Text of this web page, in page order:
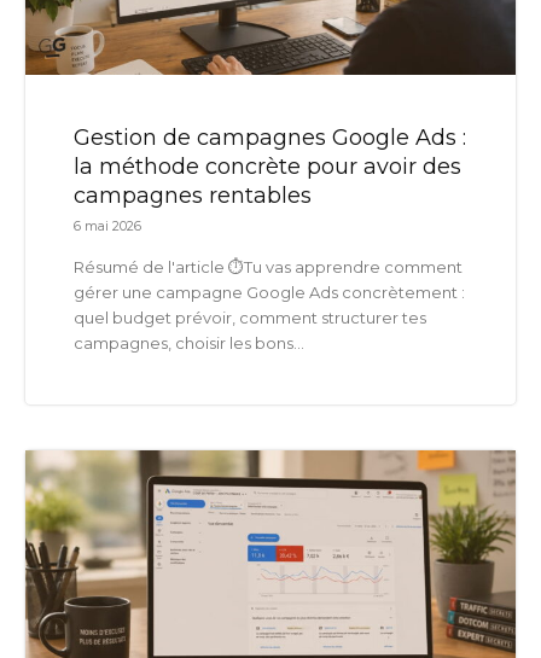
Gestion de campagnes Google Ads :
la méthode concrète pour avoir des
campagnes rentables
6 mai 2026
Résumé de l'article ⏱️Tu vas apprendre comment
gérer une campagne Google Ads concrètement :
quel budget prévoir, comment structurer tes
campagnes, choisir les bons...